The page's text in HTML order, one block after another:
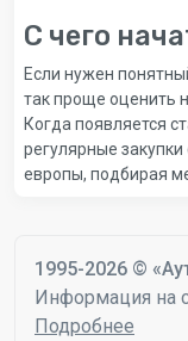
С чего
Если нужен
так проще оценить
Когда появляется
регулярные
европы, подбирая
1995-2026 ©
Информация на
Подробнее